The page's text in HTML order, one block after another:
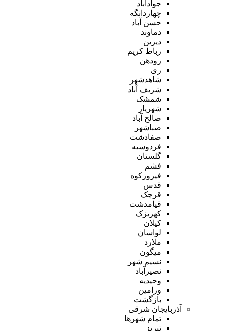
جوادآباد
چهاردانگه
حسن آباد
دماوند
دیزین
رباط کریم
رودهن
ری
شاهدشهر
شریف آباد
شمشک
شهریار
صالح آباد
صباشهر
صفادشت
فردوسیه
گلستان
فشم
فیروزکوه
قدس
قرچک
قیامدشت
کهریزک
کیلان
لواسان
ملارد
میگون
نسیم شهر
نصیرآباد
وحیدیه
ورامین
بازگشت
آذربایجان شرقی
تمام شهر‌ها
تبریز